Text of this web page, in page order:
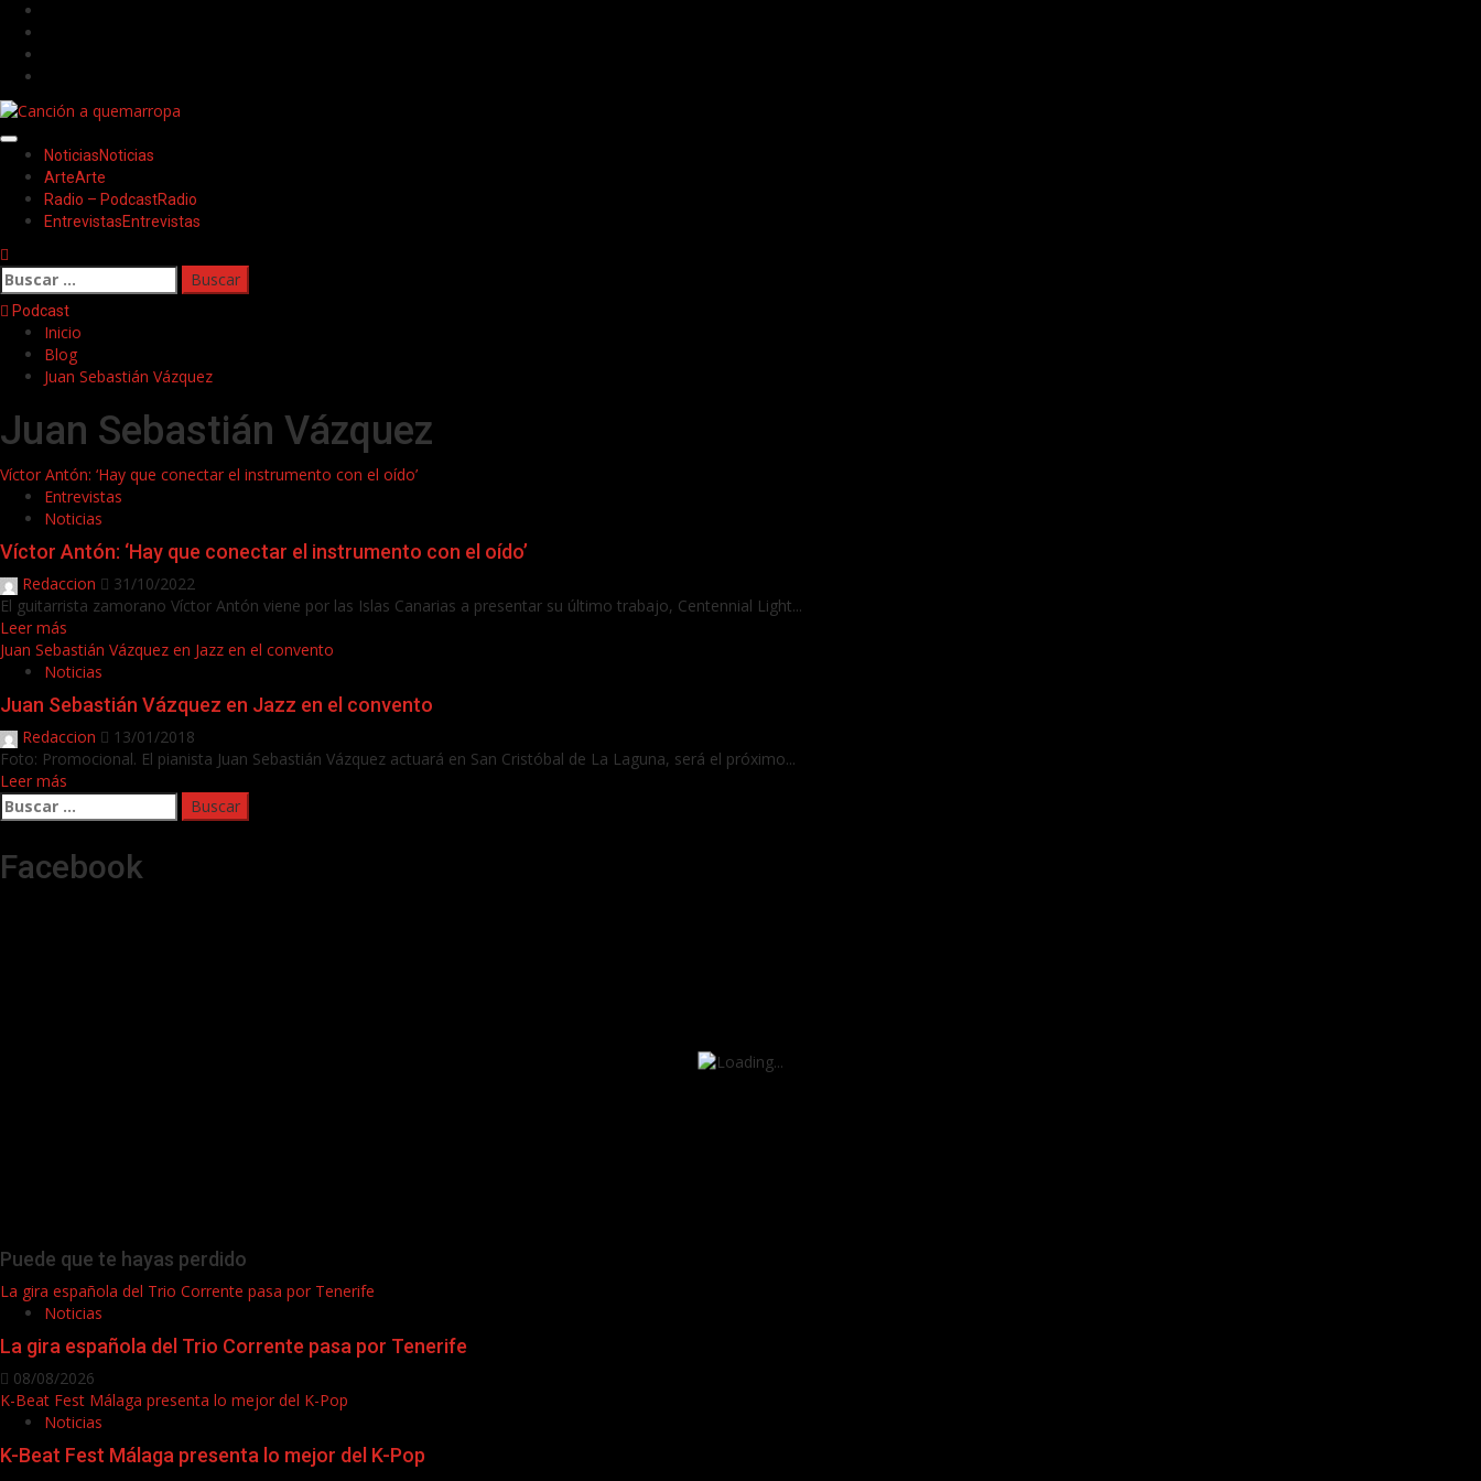
Saltar
contenido
Menú
principal
NoticiasNoticias
ArteArte
Radio – PodcastRadio
EntrevistasEntrevistas
Buscar:
Podcast
Inicio
Blog
Juan Sebastián Vázquez
Juan Sebastián Vázquez
Víctor Antón: ‘Hay que conectar el instrumento con el oído’
Entrevistas
Noticias
Víctor Antón: ‘Hay que conectar el instrumento con el oído’
Redaccion
31/10/2022
El guitarrista zamorano Víctor Antón viene por las Islas Canarias a presentar su último trabajo, Centennial Light...
Leer más
Juan Sebastián Vázquez en Jazz en el convento
Noticias
Juan Sebastián Vázquez en Jazz en el convento
Redaccion
13/01/2018
Foto: Promocional. El pianista Juan Sebastián Vázquez actuará en San Cristóbal de La Laguna, será el próximo...
Leer más
Buscar:
Facebook
Puede que te hayas perdido
La gira española del Trio Corrente pasa por Tenerife
Noticias
La gira española del Trio Corrente pasa por Tenerife
08/08/2026
K-Beat Fest Málaga presenta lo mejor del K-Pop
Noticias
K-Beat Fest Málaga presenta lo mejor del K-Pop